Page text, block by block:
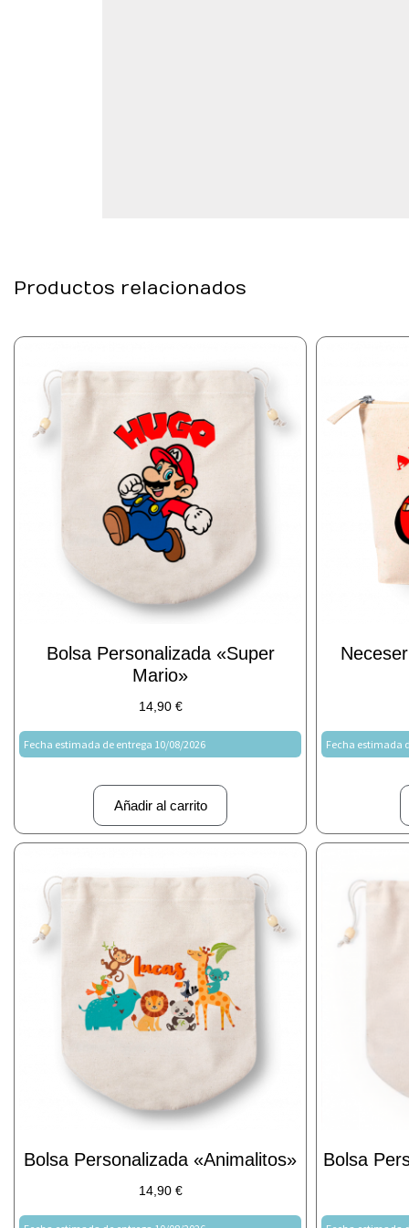
Productos relacionados
Bolsa Personalizada «Super
Mario»
14,90 €
Fecha estimada de entrega 10/08/2026
Añadir al carrito
Fecha estimada
Bolsa Personalizada «animalitos»
14,90 €
Bolsa